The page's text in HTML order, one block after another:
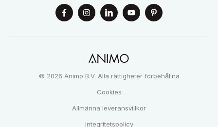
© 2026 Animo B.V. Alla rättigheter förbehållna
Cookies
Allmänna leveransvillkor
Integritetspolicy